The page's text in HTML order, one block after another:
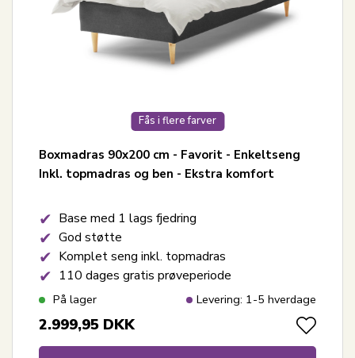
Fås i flere farver
Boxmadras 90x200 cm - Favorit - Enkeltseng
Inkl. topmadras og ben - Ekstra komfort
På lager Levering: 1-5 hverdage
Base med 1 lags fjedring
God støtte
Komplet seng inkl. topmadras
110 dages gratis prøveperiode
2.999,95 DKK